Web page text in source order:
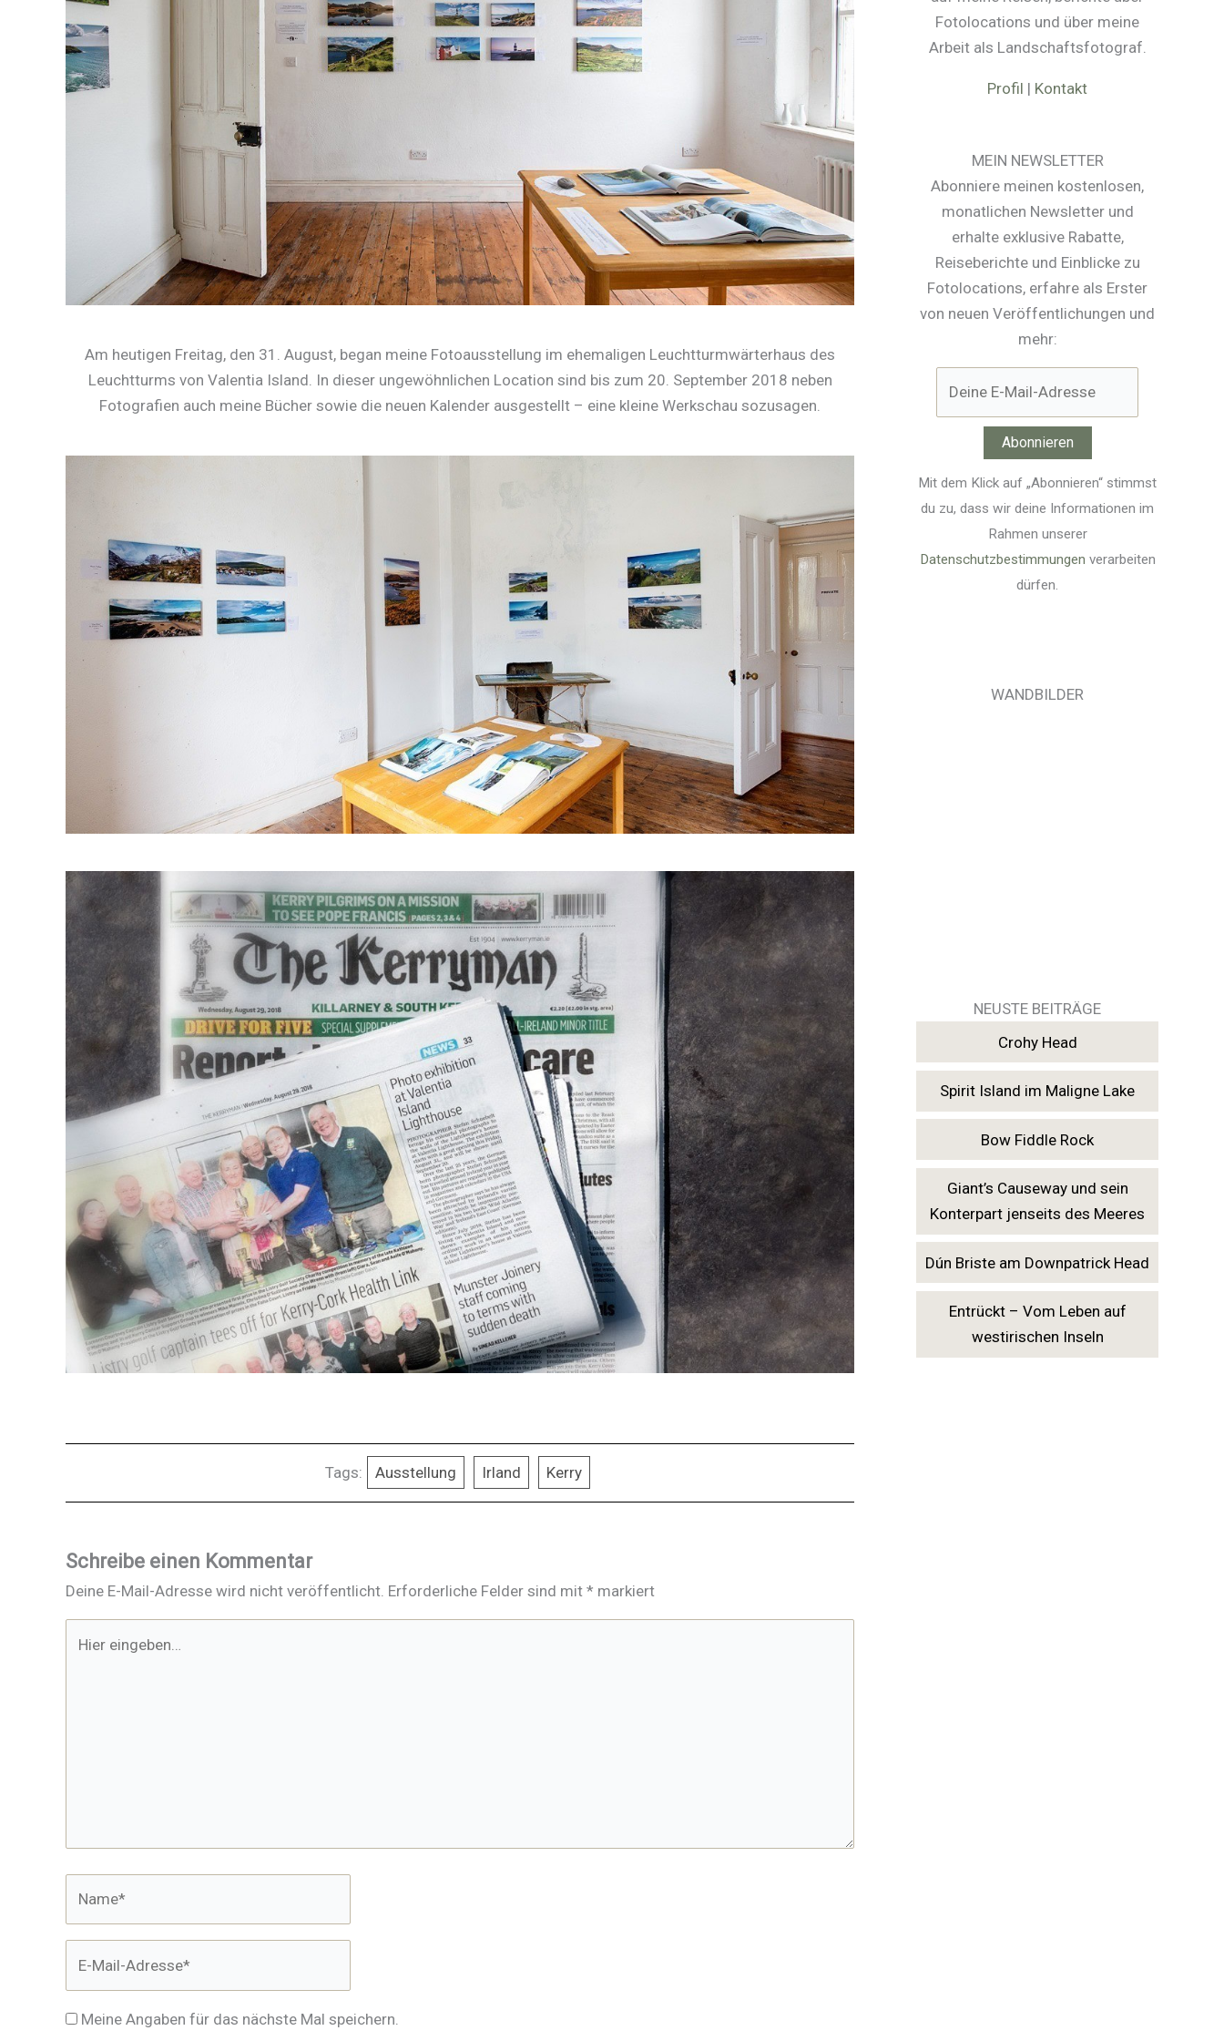
Am heutigen Freitag, den 31. August, began meine Fotoausstellung im ehemaligen Leuchtturmwärterhaus des
Leuchtturms von Valentia Island. In dieser ungewöhnlichen Location sind bis zum 20. September 2018 neben
Fotografien auch meine Bücher sowie die neuen Kalender ausgestellt – eine kleine Werkschau sozusagen.
Tags: Ausstellung Irland Kerry
Schreibe einen Kommentar
Deine E-Mail-Adresse wird nicht veröffentlicht. Erforderliche Felder sind mit * markiert
eingeben…
Meine Angaben für das nächste Mal speichern.
Fotolocations und über meine
Arbeit als Landschaftsfotograf.
Profil | Kontakt
MEIN NEWSLETTER
Abonniere meinen kostenlosen,
monatlichen Newsletter und
erhalte exklusive Rabatte,
Reiseberichte und Einblicke zu
Fotolocations, erfahre als Erster
von neuen Veröffentlichungen und
mehr:
Mit dem Klick auf „Abonnieren“ stimmst
du zu, dass wir deine Informationen im
Rahmen unserer
Datenschutzbestimmungen verarbeiten
dürfen.
WANDBILDER
NEUSTE BEITRÄGE
Crohy Head
Spirit Island im Maligne Lake
Bow Fiddle Rock
Giant’s Causeway und sein
Konterpart jenseits des Meeres
Dún Briste am Downpatrick Head
Entrückt – Vom Leben auf
westirischen Inseln